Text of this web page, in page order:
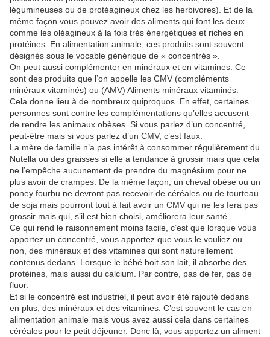
légumineuses ou de protéagineux chez les herbivores). Et de la
même façon vous pouvez avoir des aliments qui font les deux
comme les oléagineux à la fois très énergétiques et riches en
protéines. En alimentation animale, ces produits sont souvent
désignés sous le vocable générique de « concentrés ».
On peut aussi complémenter en minéraux et en vitamines. Ce
sont des produits que l’on appelle les CMV (compléments
minéraux vitaminés) ou (AMV) Aliments minéraux vitaminés.
Cela donne lieu à de nombreux quiproquos. En effet, certaines
personnes sont contre les complémentations qu’elles accusent
de rendre les animaux obèses. Si vous parlez d’un concentré,
peut-être mais si vous parlez d’un CMV, c’est faux.
La mère de famille n’a pas intérêt à consommer régulièrement du
Nutella ou des graisses si elle a tendance à grossir mais que cela
ne l’empêche aucunement de prendre du magnésium pour ne
plus avoir de crampes. De la même façon, un cheval obèse ou un
poney fourbu ne devront pas recevoir de céréales ou de tourteau
de soja mais pourront tout à fait avoir un CMV qui ne les fera pas
grossir mais qui, s’il est bien choisi, améliorera leur santé.
Ce qui rend le raisonnement moins facile, c’est que lorsque vous
apportez un concentré, vous apportez que vous le vouliez ou
non, des minéraux et des vitamines qui sont naturellement
contenus dedans. Lorsque le bébé boit son lait, il absorbe des
protéines, mais aussi du calcium. Par contre, pas de fer, pas de
fluor.
Et si le concentré est industriel, il peut avoir été rajouté dedans
en plus, des minéraux et des vitamines. C’est souvent le cas en
alimentation animale mais vous avez aussi cela dans certaines
céréales pour le petit déjeuner. Donc là, vous apportez un aliment